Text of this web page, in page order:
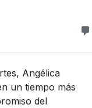
Angélica
un tiempo más
del